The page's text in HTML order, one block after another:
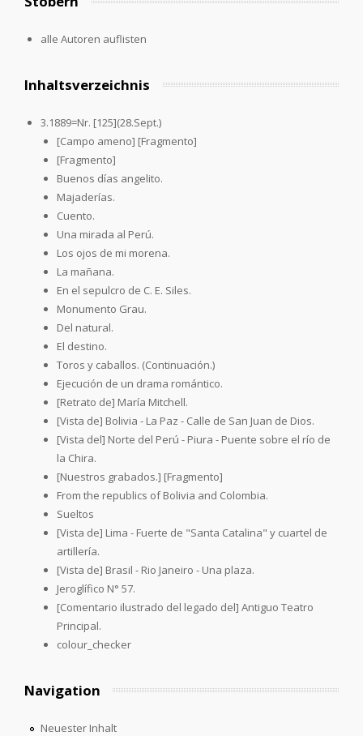
alle Autoren auflisten
Inhaltsverzeichnis
3.1889=Nr. [125](28.Sept.)
[Campo ameno] [Fragmento]
[Fragmento]
Buenos días angelito.
Majaderías.
Cuento.
Una mirada al Perú.
Los ojos de mi morena.
La mañana.
En el sepulcro de C. E. Siles.
Monumento Grau.
Del natural.
El destino.
Toros y caballos. (Continuación.)
Ejecución de un drama romántico.
[Retrato de] María Mitchell.
[Vista de] Bolivia - La Paz - Calle de San Juan de Dios.
[Vista del] Norte del Perú - Piura - Puente sobre el río de
la Chira.
[Nuestros grabados.] [Fragmento]
From the republics of Bolivia and Colombia.
Sueltos
[Vista de] Lima - Fuerte de "Santa Catalina" y cuartel de
artillería.
[Vista de] Brasil - Rio Janeiro - Una plaza.
Jeroglífico N° 57.
[Comentario ilustrado del legado del] Antiguo Teatro
Principal.
colour_checker
Navigation
Neuester Inhalt